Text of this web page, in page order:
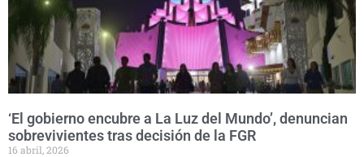
‘El gobierno encubre a La Luz del Mundo’, denuncian
sobrevivientes tras decisión de la FGR
16 abril, 2026